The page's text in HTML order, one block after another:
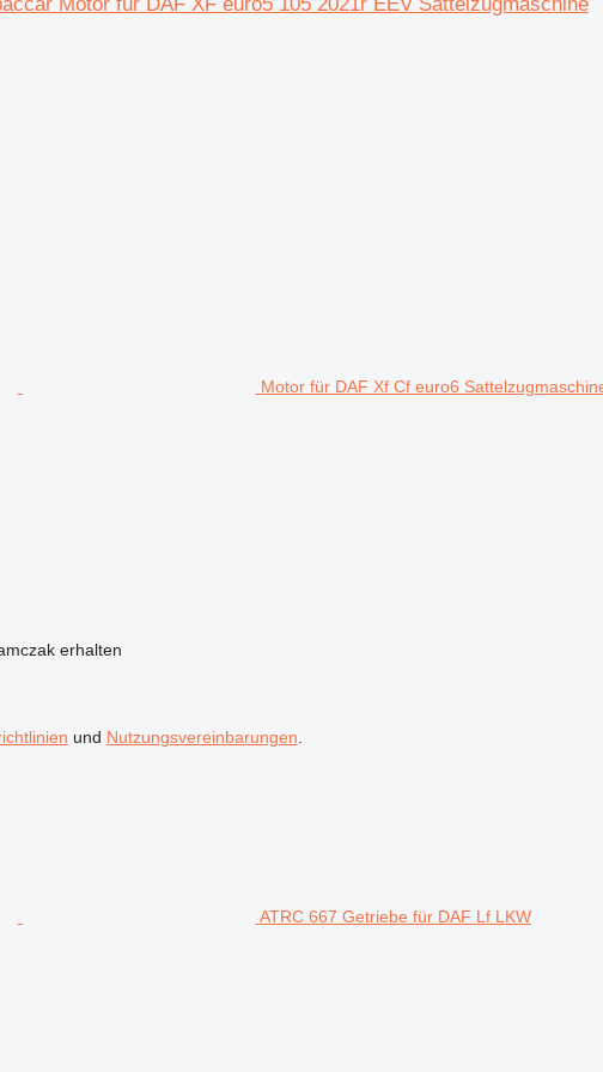
Motor für DAF Xf Cf euro6
erhalten
und Nutzungsvereinbarungen
ATRC 667 Getriebe für DAF Lf LKW